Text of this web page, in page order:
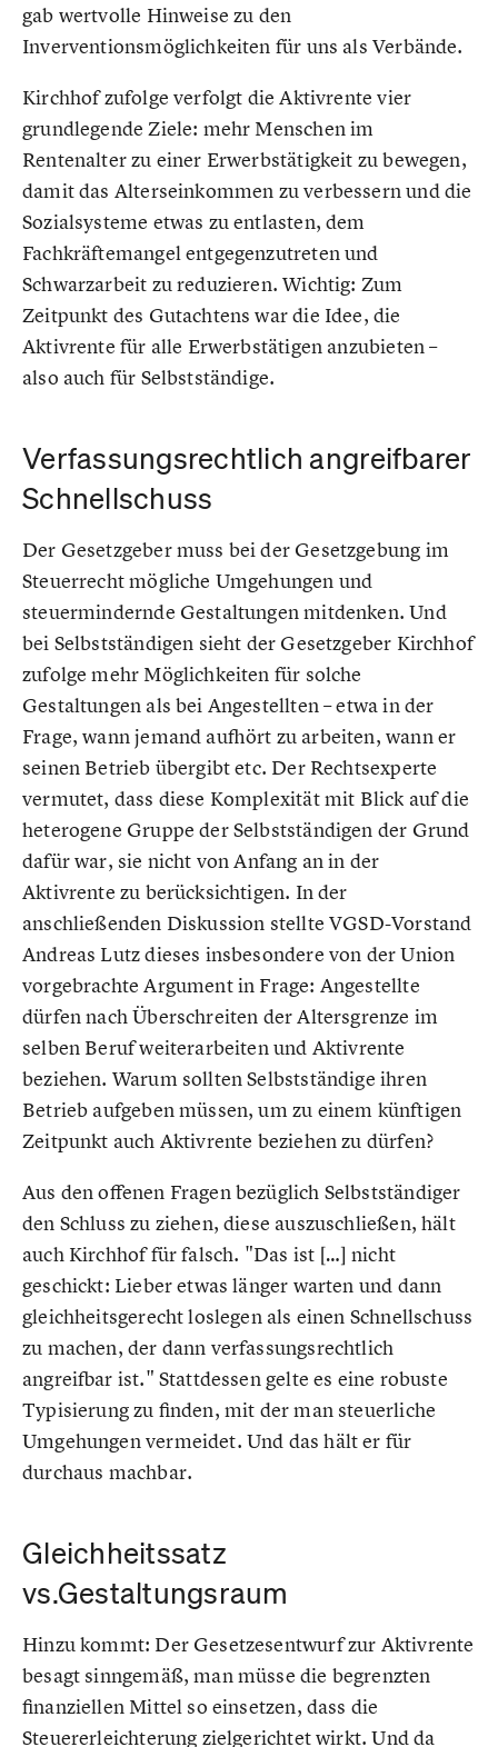
gab wertvolle Hinweise zu den
Inverventionsmöglichkeiten für uns als Verbände.
Kirchhof zufolge verfolgt die Aktivrente vier
grundlegende Ziele: mehr Menschen im
Rentenalter zu einer Erwerbstätigkeit zu bewegen,
damit das Alterseinkommen zu verbessern und die
Sozialsysteme etwas zu entlasten, dem
Fachkräftemangel entgegenzutreten und
Schwarzarbeit zu reduzieren. Wichtig: Zum
Zeitpunkt des Gutachtens war die Idee, die
Aktivrente für alle Erwerbstätigen anzubieten –
also auch für Selbstständige.
Verfassungsrechtlich angreifbarer
Schnellschuss
Der Gesetzgeber muss bei der Gesetzgebung im
Steuerrecht mögliche Umgehungen und
steuermindernde Gestaltungen mitdenken. Und
bei Selbstständigen sieht der Gesetzgeber Kirchhof
zufolge mehr Möglichkeiten für solche
Gestaltungen als bei Angestellten – etwa in der
Frage, wann jemand aufhört zu arbeiten, wann er
seinen Betrieb übergibt etc. Der Rechtsexperte
vermutet, dass diese Komplexität mit Blick auf die
heterogene Gruppe der Selbstständigen der Grund
dafür war, sie nicht von Anfang an in der
Aktivrente zu berücksichtigen. In der
anschließenden Diskussion stellte VGSD-Vorstand
Andreas Lutz dieses insbesondere von der Union
vorgebrachte Argument in Frage: Angestellte
dürfen nach Überschreiten der Altersgrenze im
selben Beruf weiterarbeiten und Aktivrente
beziehen. Warum sollten Selbstständige ihren
Betrieb aufgeben müssen, um zu einem künftigen
Zeitpunkt auch Aktivrente beziehen zu dürfen?
Aus den offenen Fragen bezüglich Selbstständiger
den Schluss zu ziehen, diese auszuschließen, hält
auch Kirchhof für falsch. "Das ist […] nicht
geschickt: Lieber etwas länger warten und dann
gleichheitsgerecht loslegen als einen Schnellschuss
zu machen, der dann verfassungsrechtlich
angreifbar ist." Stattdessen gelte es eine robuste
Typisierung zu finden, mit der man steuerliche
Umgehungen vermeidet. Und das hält er für
durchaus machbar.
Gleichheitssatz
vs.Gestaltungsraum
Hinzu kommt: Der Gesetzesentwurf zur Aktivrente
besagt sinngemäß, man müsse die begrenzten
finanziellen Mittel so einsetzen, dass die
Steuererleichterung zielgerichtet wirkt. Und da